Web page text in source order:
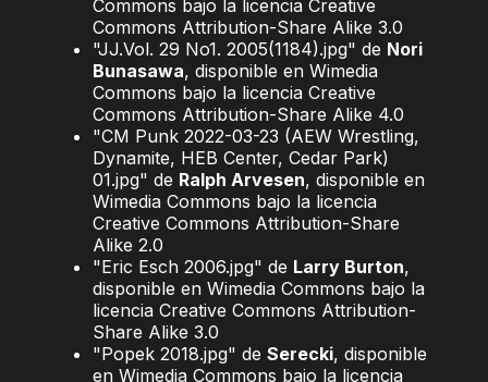
Commons bajo la licencia Creative
Commons Attribution-Share Alike 3.0
"JJ.Vol. 29 No1. 2005(1184).jpg" de Nori
Bunasawa, disponible en Wimedia
Commons bajo la licencia Creative
Commons Attribution-Share Alike 4.0
"CM Punk 2022-03-23 (AEW Wrestling,
Dynamite, HEB Center, Cedar Park)
01.jpg" de Ralph Arvesen, disponible en
Wimedia Commons bajo la licencia
Creative Commons Attribution-Share
Alike 2.0
"Eric Esch 2006.jpg" de Larry Burton,
disponible en Wimedia Commons bajo la
licencia Creative Commons Attribution-
Share Alike 3.0
"Popek 2018.jpg" de Serecki, disponible
en Wimedia Commons bajo la licencia